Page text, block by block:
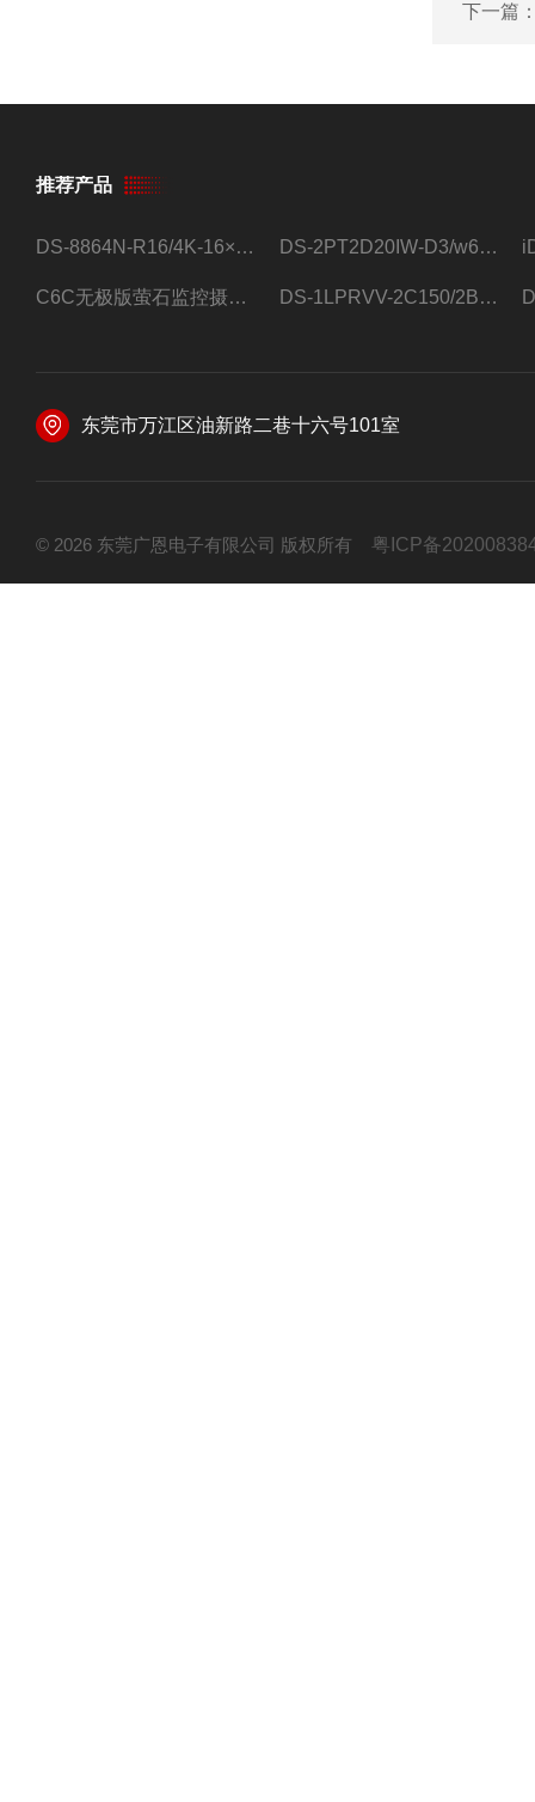
下一篇
推荐产品
DS-8864N-R16/4K-16×4T/希捷16盘位录像机 DS-2PT2D20IW-D3/w64路高清硬盘录像机
C6C无极版萤石监控摄像头 DS-1LPRVV-2C150/2B监控室外夜视高清电源线护套线200米/卷
东莞市万江区油新路二巷十六号101室
© 2026 东莞广恩电子有限公司 版权所有 粤ICP备